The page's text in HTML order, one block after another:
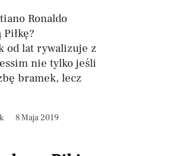
Ronaldo
Piłkę?
od lat rywalizuje z
nie tylko jeśli
bramek, lecz
8 Maja 2019